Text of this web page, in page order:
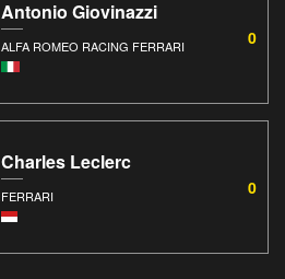
Antonio Giovinazzi
ALFA ROMEO RACING FERRARI 0
Charles Leclerc
FERRARI 0